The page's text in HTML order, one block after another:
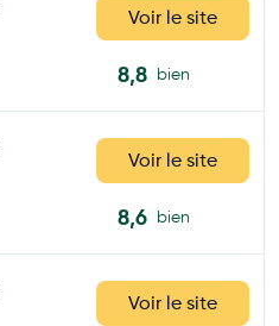
Voir le site
8,8 bien
Voir le site
8,6 bien
Voir le site